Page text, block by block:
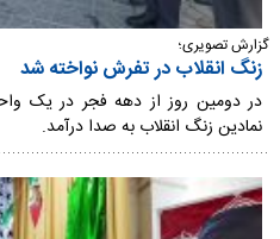
گزارش تصویری؛
زنگ انقلاب در تفرش نواخته شد
در دومین روز از دهه فجر در یک
نمادین زنگ انقلاب به صدا درآمد.